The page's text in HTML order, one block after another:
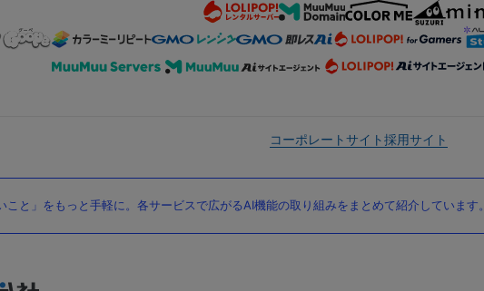
コーポレートサイト採用サイト
こと」をもっと手軽に。各サービスで広がるAI機能の取り組みをまとめて紹介しています。